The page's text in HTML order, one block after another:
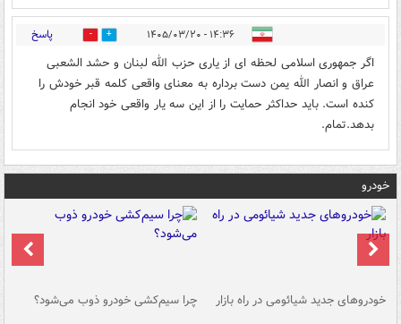
۱۴:۳۶ - ۱۴۰۵/۰۳/۲۰ 1 پاسخ
اگر جمهوری اسلامی لحظه ای از یاری حزب الله لبنان و حشد الشعبی
عراق و انصار الله یمن دست برداره به معنای واقعی کلمه قبر خودش را
کنده است. باید حداکثر حمایت را از این سه یار واقعی خود انجام
بدهد.تمام.
خودرو
خودروهای جدید شیائومی در راه بازار چرا سیم‌کشی خودرو ذوب می‌شود؟